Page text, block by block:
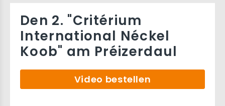
Den 2. "Critérium
International Néckel
Koob" am Préizerdaul
Video bestellen